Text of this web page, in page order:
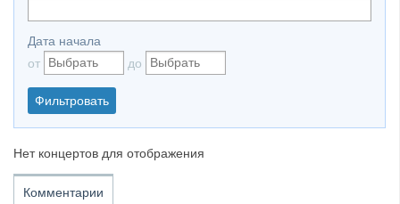
Дата начала
от
до
Фильтровать
Нет концертов для отображения
Комментарии